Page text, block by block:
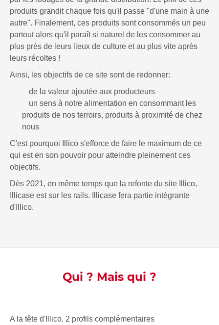
produits grandit chaque fois qu'il passe "d'une main à une
autre". Finalement, ces produits sont consommés un peu
partout alors qu'il paraît si naturel de les consommer au
plus près de leurs lieux de culture et au plus vite après
leurs récoltes !
Ainsi, les objectifs de ce site sont de redonner:
de la valeur ajoutée aux producteurs
un sens à notre alimentation en consommant les
produits de nos terroirs, produits à proximité de chez
nous
C'est pourquoi Illico s'efforce de faire le maximum de ce
qui est en son pouvoir pour atteindre pleinement ces
objectifs.
Dès 2021, en même temps que la refonte du site Illico,
Illicase est sur les rails. Illicase fera partie intégrante
d'Illico.
Qui ? Mais qui ?
A la tête d'Illico, 2 profils complémentaires